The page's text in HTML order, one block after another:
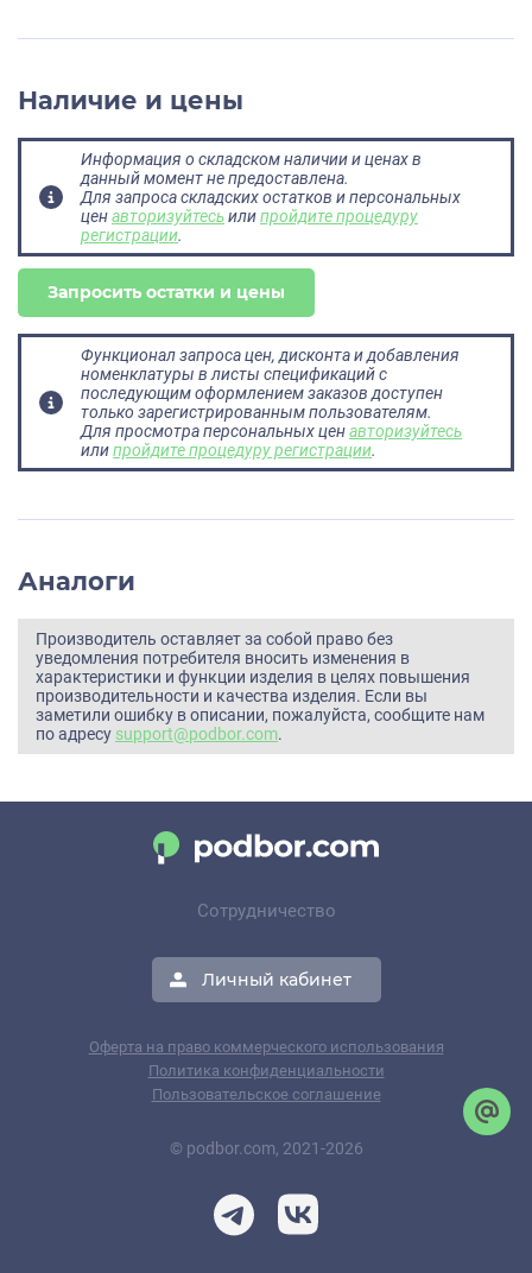
Наличие и цены
Информация о складском наличии и ценах в
данный момент не предоставлена.
Для запроса складских остатков и персональных
ценавторизуйтесьилипройдите процедуру
регистрации.
Запросить остатки и цены
Функционал запроса цен, дисконта и добавления
номенклатуры в листы спецификаций с
последующим оформлением заказов доступен
только зарегистрированным пользователям.
Для просмотра персональных ценавторизуйтесь
илипройдите процедуру регистрации.
Аналоги
Производитель оставляет за собой право без
уведомления потребителя вносить изменения в
характеристики и функции изделия в целях повышения
производительности и качества изделия. Если вы
заметили ошибку в описании, пожалуйста, сообщите нам
по адресу support@podbor.com.
Сотрудничество
Личный кабинет
Оферта на право коммерческого использования
Политика конфиденциальности
Пользовательское соглашение
© podbor.com, 2021-2026